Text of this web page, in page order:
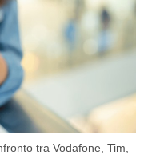
tra Vodafone, Tim,